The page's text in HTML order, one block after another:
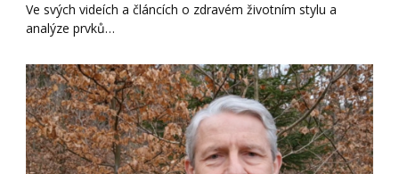
Ve svých videích a článcích o zdravém životním stylu a
analýze prvků…